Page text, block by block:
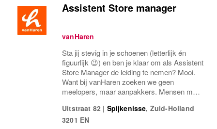
Assistent Store manager
vanHaren
Sta jij stevig in je schoenen (letterlijk én
figuurlijk 😉) en ben je klaar om als Assistent
Store Manager de leiding te nemen? Mooi.
Want bij vanHaren zoeken we geen
meelopers, maar aanpakkers. Mensen met
retailgevoel.Als Assistent Store Manager
ben jij de...
Uitstraat 82 | Spijkenisse, Zuid-Holland
3201 EN